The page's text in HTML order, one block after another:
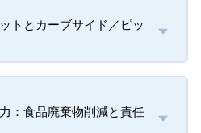
トとカーブサイド／ピッ
：食品廃棄物削減と責任